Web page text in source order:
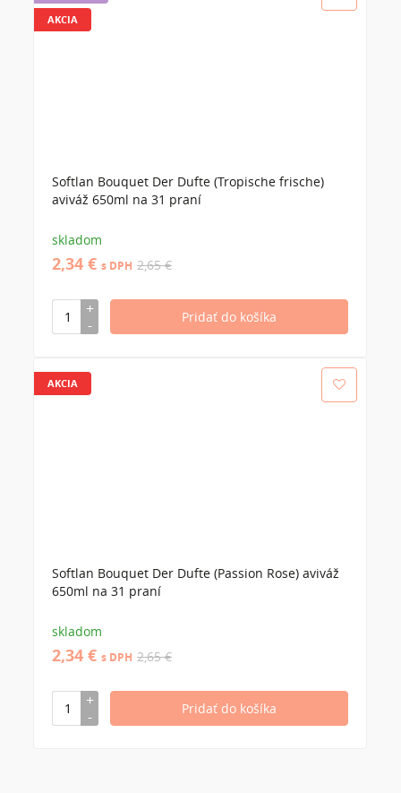
AKCIA
Softlan Bouquet Der Dufte (Tropische frische)
aviváž 650ml na 31 praní
skladom
2,34 € s DPH 2,65 €
AKCIA
Softlan Bouquet Der Dufte (Passion Rose) aviváž
650ml na 31 praní
skladom
2,34 € s DPH 2,65 €